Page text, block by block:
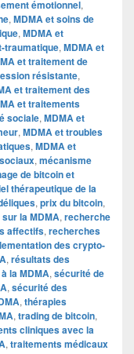
émotionnel,
, MDMA et soins de
, MDMA et
traumatique, MDMA et
et traitement de
résistante,
et traitement des
et traitements
sociale, MDMA et
, MDMA et troubles
, MDMA et
, mécanisme
de bitcoin et
thérapeutique de la
, prix du bitcoin,
la MDMA, recherche
affectifs, recherches
des crypto-
, résultats des
la MDMA, sécurité de
, sécurité des
, thérapies
, trading de bitcoin,
cliniques avec la
, traitements médicaux